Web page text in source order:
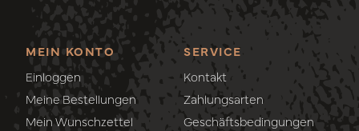
MEIN KONTO
Einloggen
Meine Bestellungen
Mein Wunschzettel
SERVICE
Kontakt
Zahlungsarten
Geschäftsbedingungen